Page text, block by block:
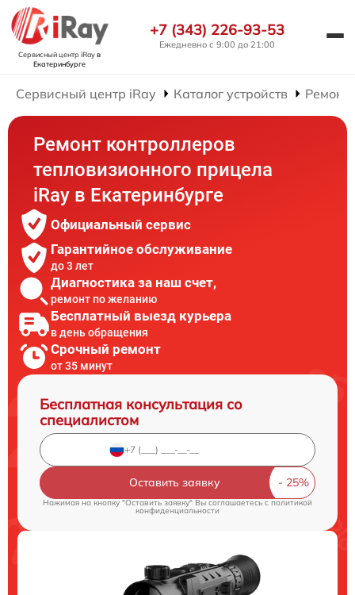
Сервисный центр iRayв
Екатеринбурге
+7 (343) 226-93-53
Ежедневно с 9:00 до 21:00
Сервисный центр iRay Каталог устройств Ремонт
Ремонт контроллеров
тепловизионного прицела
iRay в Екатеринбурге
Официальный сервис
Гарантийное обслуживание
до 3 лет
Диагностика за наш счет,
ремонт по желанию
Бесплатный выезд курьера
в день обращения
Срочный ремонт
от 35 минут
Бесплатная консультация со
специалистом
Оставить заявку
Нажимая на кнопку "Оставить заявку" Вы соглашаетесь cполитикой
конфиденциальности